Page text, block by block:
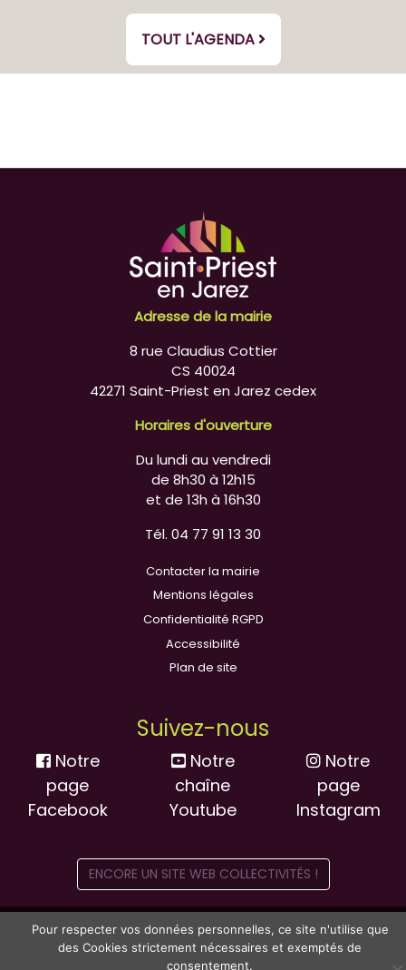
TOUT L'AGENDA
Adresse de la mairie
8 rue Claudius Cottier
CS 40024
42271 Saint-Priest en Jarez cedex
Horaires d'ouverture
Du lundi au vendredi
de 8h30 à 12h15
et de 13h à 16h30
Tél. 04 77 91 13 30
Contacter la mairie
Mentions légales
Confidentialité RGPD
Accessibilité
Plan de site
Suivez-nous
Notre
page
Facebook
Notre
chaîne
Youtube
Notre
page
Instagram
ENCORE UN SITE WEB COLLECTIVITÉS !
Pour respecter vos données personnelles, ce site n'utilise que
des Cookies strictement nécessaires et exemptés de
consentement.